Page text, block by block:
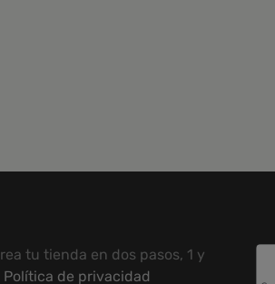
tu tienda en dos pasos, 1 y
Política de privacidad